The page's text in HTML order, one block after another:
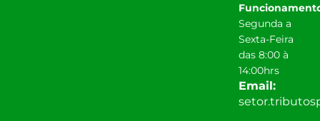
Segunda a
Sexta-Feira
das 8:00 à
14:00hrs
Email: